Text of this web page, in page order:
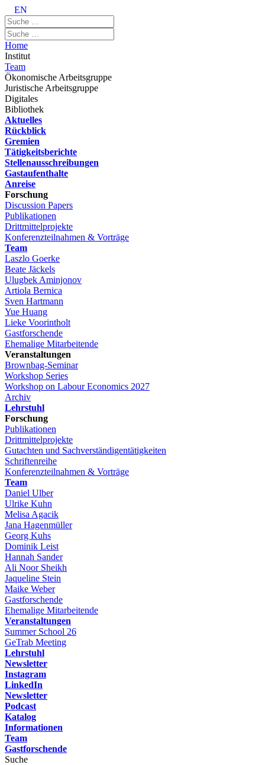
EN
Home
Institut
Team
Ökonomische Arbeitsgruppe
Juristische Arbeitsgruppe
Digitales
Bibliothek
Aktuelles
Rückblick
Gremien
Tätigkeitsberichte
Stellenausschreibungen
Gastaufenthalte
Anreise
Forschung
Discussion Papers
Publikationen
Drittmittelprojekte
Konferenzteilnahmen & Vorträge
Team
Laszlo Goerke
Beate Jäckels
Ulugbek Aminjonov
Artiola Bernica
Sven Hartmann
Yue Huang
Lieke Voorintholt
Gastforschende
Ehemalige Mitarbeitende
Veranstaltungen
Brownbag-Seminar
Workshop Series
Workshop on Labour Economics 2027
Archiv
Lehrstuhl
Forschung
Publikationen
Drittmittelprojekte
Gutachten und Sachverständigentätigkeiten
Schriftenreihe
Konferenzteilnahmen & Vorträge
Team
Daniel Ulber
Ulrike Kuhn
Melisa Agacik
Jana Hagenmüller
Georg Kuhs
Dominik Leist
Hannah Sander
Ali Noor Sheikh
Jaqueline Stein
Maike Weber
Gastforschende
Ehemalige Mitarbeitende
Veranstaltungen
Summer School 26
GeTrab Meeting
Lehrstuhl
Newsletter
Instagram
LinkedIn
Newsletter
Podcast
Katalog
Informationen
Team
Gastforschende
Suche